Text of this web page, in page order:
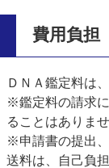
費用負担
ＤＮＡ鑑定料は
※鑑定料の請求
ることはありませ
※申請書の提出
送料は、自己負